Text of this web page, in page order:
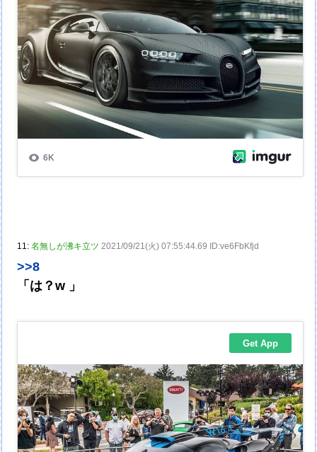
11:名無しが沸キ立ツ 2021/09/21(火) 07:55:44.69 ID:ve6FbKfjd
>>8
「は？w 」